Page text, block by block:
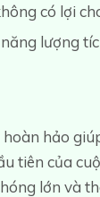
có lợi
lượng
hoàn hảo
tiên của
lớn và